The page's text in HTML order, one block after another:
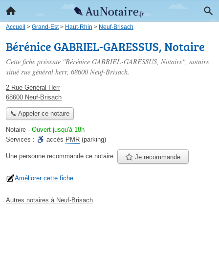
Accueil > Grand-Est> Haut-Rhin > Neuf-Brisach
Bérénice GABRIEL-GARESSUS, Notaire
Cette fiche présente "Bérénice GABRIEL-GARESSUS, Notaire", notaire
situé rue général herr, 68600 Neuf-Brisach.
2 Rue Général Herr
68600 Neuf-Brisach
📞 Appeler ce notaire
Notaire - Ouvert jusqu'à 18h
Services :
accès PMR (parking)
Une personne recommande ce notaire. Je recommande
Améliorer cette fiche
Autres notaires à Neuf-Brisach